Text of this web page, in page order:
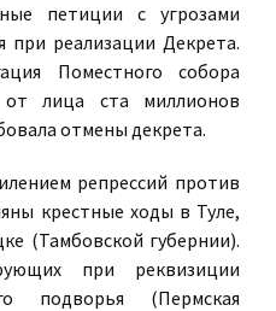
петиции с угрозами
при реализации Декрета.
Поместного собора
лица ста миллионов
отмены декрета.
репрессий против
крестные ходы в Туле,
(Тамбовской губернии).
при реквизиции
подворья (Пермская